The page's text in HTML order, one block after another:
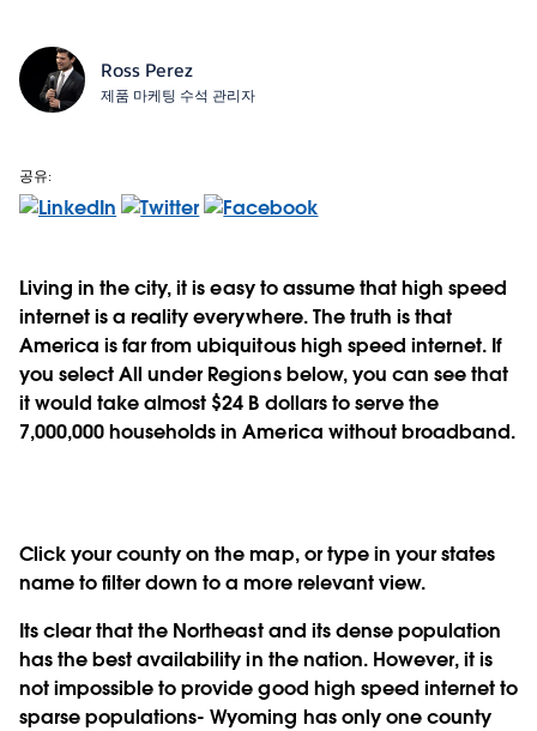
Ross Perez
제품 마케팅 수석 관리자
공유:
Living in the city, it is easy to assume that high speed
internet is a reality everywhere. The truth is that
America is far from ubiquitous high speed internet. If
you select All under Regions below, you can see that
it would take almost $24 B dollars to serve the
7,000,000 households in America without broadband.
Click your county on the map, or type in your states
name to filter down to a more relevant view.
Its clear that the Northeast and its dense population
has the best availability in the nation. However, it is
not impossible to provide good high speed internet to
sparse populations- Wyoming has only one county